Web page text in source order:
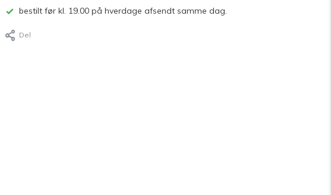
bestilt før kl. 19.00 på hverdage afsendt samme dag.
Del